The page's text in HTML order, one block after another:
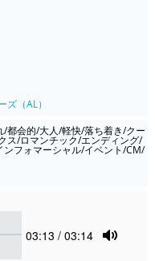
ズ（AL）
/都会的/大人/軽快/落ち着き/クー
ス/ロマンチック/エンディング/
フォマーシャル/イベント/CM/
Current
03:13 / 03:14